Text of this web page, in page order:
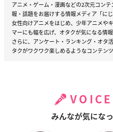
アニメ・ゲーム・漫画などの2次元コン
報・話題をお届けする情報メディア「にじ
女性向けアニメをはじめ、少年アニメや
マーにも幅を広げ、オタクが気になる情
さらに、アンケート・ランキング・オタ
タクがワクワク楽しめるようなコンテン
みんなが気にな